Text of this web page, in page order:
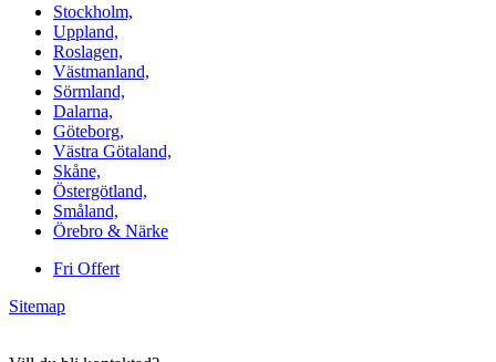
Stockholm,
Uppland,
Roslagen,
Västmanland,
Sörmland,
Dalarna,
Göteborg,
Västra Götaland,
Skåne,
Östergötland,
Småland,
Örebro & Närke
Fri Offert
Sitemap